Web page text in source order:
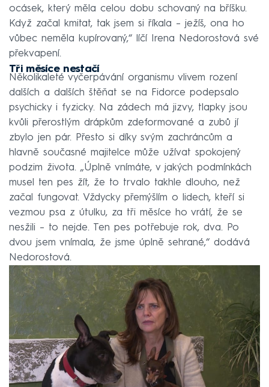
ocásek, který měla celou dobu schovaný na bříšku.
Když začal kmitat, tak jsem si říkala – ježíš, ona ho
vůbec neměla kupírovaný,“ líčí Irena Nedorostová své
překvapení.
Tři měsíce nestačí
Několikaleté vyčerpávání organismu vlivem rození
dalších a dalších štěňat se na Fidorce podepsalo
psychicky i fyzicky. Na zádech má jizvy, tlapky jsou
kvůli přerostlým drápkům zdeformované a zubů jí
zbylo jen pár. Přesto si díky svým zachráncům a
hlavně současné majitelce může užívat spokojený
podzim života. „Úplně vnímáte, v jakých podmínkách
musel ten pes žít, že to trvalo takhle dlouho, než
začal fungovat. Vždycky přemýšlím o lidech, kteří si
vezmou psa z útulku, za tři měsíce ho vrátí, že se
nesžili – to nejde. Ten pes potřebuje rok, dva. Po
dvou jsem vnímala, že jsme úplně sehrané,“ dodává
Nedorostová.